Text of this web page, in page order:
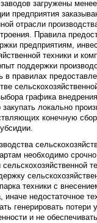
загружены
предприятия
отрасли
Правила
предприятиям,
техники и
поддержки
правилах
графика
локально
конечную
необходимо
техники с
недостаточное
генерировать потери
и не